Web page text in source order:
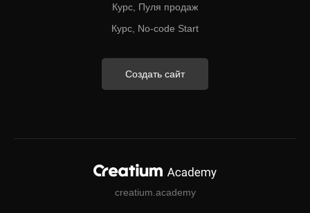
Курс, Пуля продаж
Курс, No-code Start
Создать сайт
creatium.academy